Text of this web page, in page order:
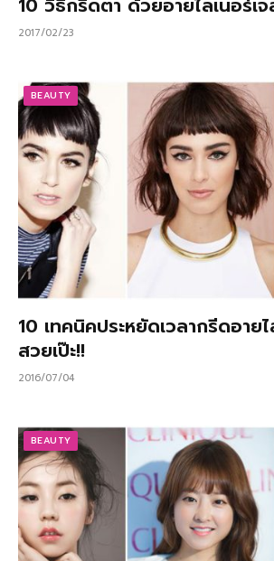
2017/02/23
BEAUTY
10 เทคนิคประหยัดเวลากรีดอาย
สวยเป๊ะ!!
2016/07/04
BEAUTY